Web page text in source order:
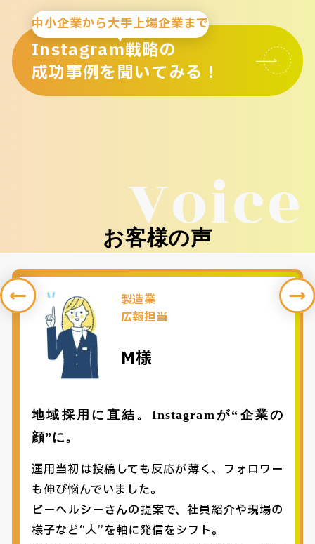
中小企業から大手上場企業まで
Instagram戦略の
成功事例を聞いてみる！
Voice
お客様の声
製造業
広報担当
M様
地域採用に直結。Instagramが“企業の
顔”に。
運用当初は投稿しても反応が薄く、フォロワー
も伸び悩んでいました。
ビーヘルシーさんの提案で、社員紹介や現場の
様子など“人”を軸に発信をシフト。